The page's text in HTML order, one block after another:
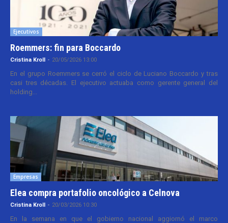
Ejecutivos
Roemmers: fin para Boccardo
Cristina Kroll - 20/05/2026 13:00
En el grupo Roemmers se cerró el ciclo de Luciano Boccardo y tras
casi tres décadas. El ejecutivo actuaba como gerente general del
holding...
Empresas
Elea compra portafolio oncológico a Celnova
Cristina Kroll - 20/03/2026 10:30
En la semana en que el gobierno nacional aggiornó el marco